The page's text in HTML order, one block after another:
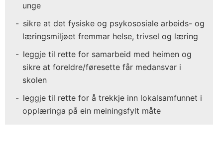
unge
sikre at det fysiske og psykososiale arbeids- og
læringsmiljøet fremmar helse, trivsel og læring
leggje til rette for samarbeid med heimen og
sikre at foreldre/føresette får medansvar i
skolen
leggje til rette for å trekkje inn lokalsamfunnet i
opplæringa på ein meiningsfylt måte